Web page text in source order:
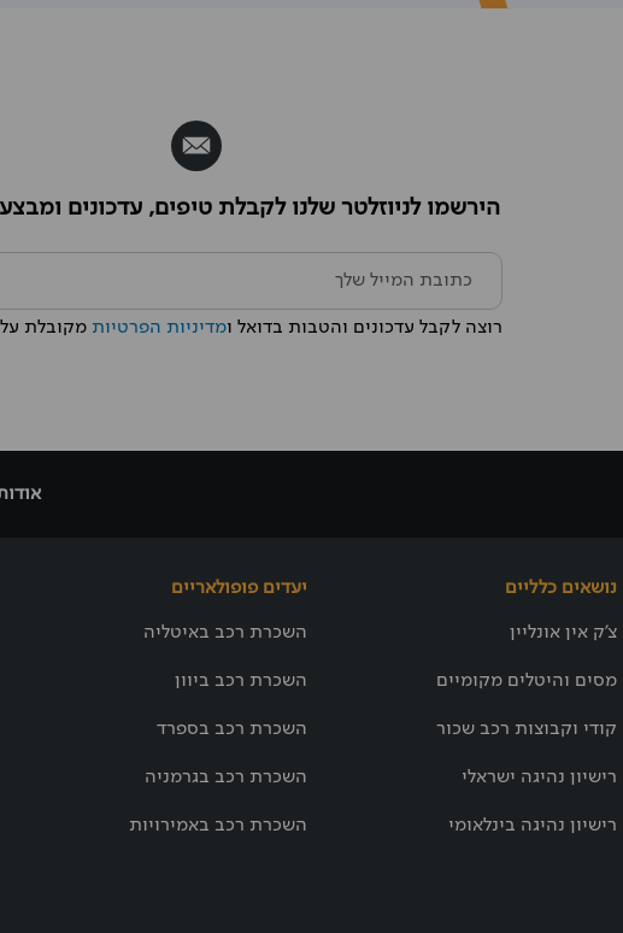
הירשמו לניוזלטר שלנו לקבלת טיפים, עדכונים
רוצה לקבל עדכונים והטבות בדואל ומדיניות הפרטיות מקובלת
נושאים כלליים
צ'ק אין אונליין
מסים והיטלים מקומיים
קודי וקבוצות רכב שכור
רישיון נהיגה ישראלי
רישיון נהיגה בינלאומי
יעדים פופולאריים
השכרת רכב באיטליה
השכרת רכב ביוון
השכרת רכב בספרד
השכרת רכב בגרמניה
השכרת רכב באמירויות